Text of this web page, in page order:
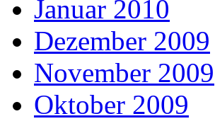
Januar 2010
Dezember 2009
November 2009
Oktober 2009